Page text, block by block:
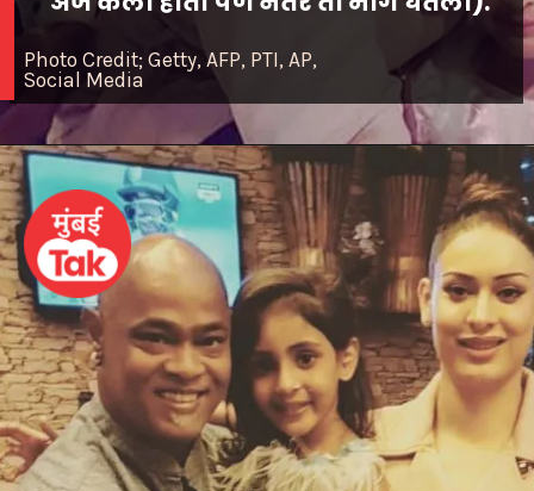
Photo Credit; Getty, AFP, PTI, AP,
Social Media